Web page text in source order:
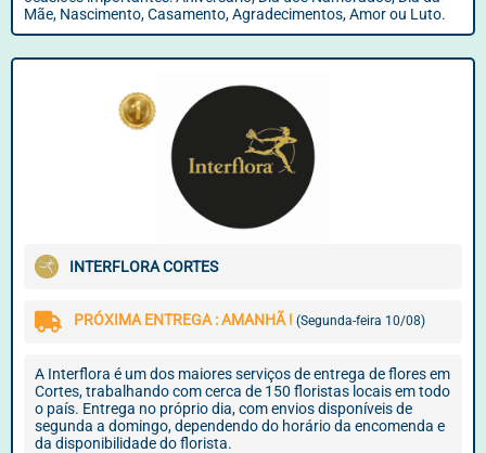
Mãe, Nascimento, Casamento, Agradecimentos, Amor ou Luto.
INTERFLORA CORTES
PRÓXIMA ENTREGA : AMANHÃ ! (Segunda-feira 10/08)
A Interflora é um dos maiores serviços de entrega de flores em
Cortes, trabalhando com cerca de 150 floristas locais em todo
o país. Entrega no próprio dia, com envios disponíveis de
segunda a domingo, dependendo do horário da encomenda e
da disponibilidade do florista.